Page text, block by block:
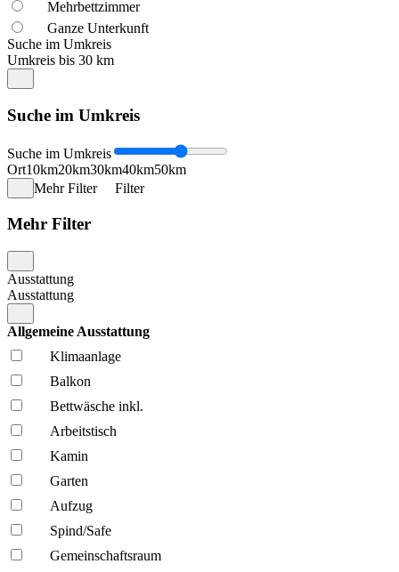
Mehrbettzimmer
Ganze Unterkunft
Suche im Umkreis
Umkreis bis 30 km
Suche im Umkreis
Suche im Umkreis
Ort10km20km30km40km50km
Mehr Filter
Filter
Mehr Filter
Ausstattung
Ausstattung
Allgemeine Ausstattung
Klima­anlage
Balkon
Bettwäsche inkl.
Arbeitstisch
Kamin
Garten
Aufzug
Spind/Safe
Gemeinschafts­raum